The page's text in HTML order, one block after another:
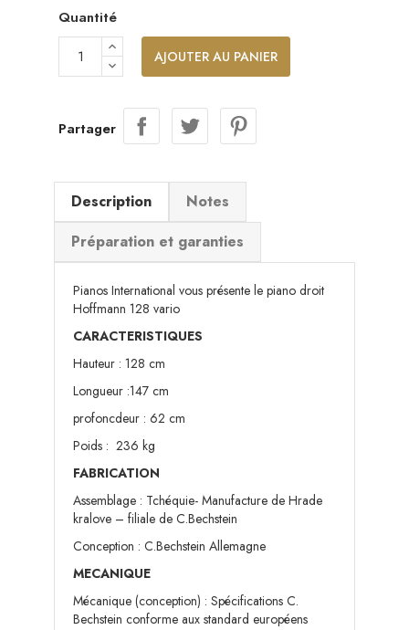
Quantité
AJOUTER AU PANIER
Partager
Description
Notes
Préparation et garanties
Pianos International vous présente le piano droit
Hoffmann 128 vario
CARACTERISTIQUES
Hauteur : 128 cm
Longueur :147 cm
profoncdeur : 62 cm
Poids : 236 kg
FABRICATION
Assemblage : Tchéquie- Manufacture de Hrade
kralove – filiale de C.Bechstein
Conception : C.Bechstein Allemagne
MECANIQUE
Mécanique (conception) : Spécifications C.
Bechstein conforme aux standard européens